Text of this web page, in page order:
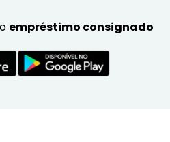
empréstimo consignado